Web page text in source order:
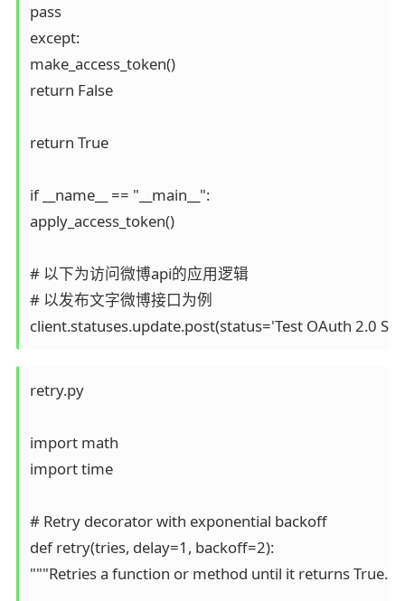
pass
except:
make_access_token()
return False
return True
if __name__ == "__main__":
apply_access_token()
# 以下为访问微博api的应用逻辑
# 以发布文字微博接口为例
client.statuses.update.post(status='Test OAuth 2.0
retry.py
import math
import time
# Retry decorator with exponential backoff
def retry(tries, delay=1, backoff=2):
"""Retries a function or method until it returns True.